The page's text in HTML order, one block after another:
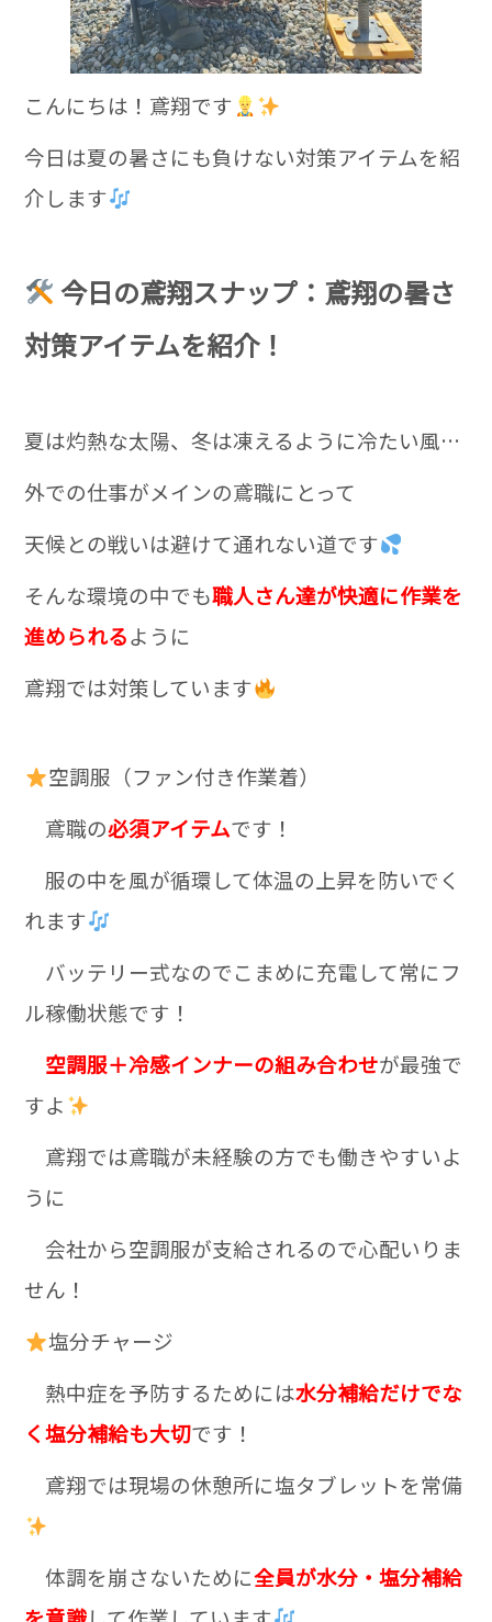
こんにちは！鳶翔です‍
今日は夏の暑さにも負けない対策アイテムを紹
介します
今日の鳶翔スナップ：鳶翔の暑さ
対策アイテムを紹介！
夏は灼熱な太陽、冬は凍えるように冷たい風…
外での仕事がメインの鳶職にとって
天候との戦いは避けて通れない道です
そんな環境の中でも職人さん達が快適に作業を
進められるように
鳶翔では対策しています
空調服（ファン付き作業着）
鳶職の必須アイテムです！
服の中を風が循環して体温の上昇を防いでく
れます
バッテリー式なのでこまめに充電して常にフ
ル稼働状態です！
空調服＋冷感インナーの組み合わせが最強で
すよ
鳶翔では鳶職が未経験の方でも働きやすいよ
うに
会社から空調服が支給されるので心配いりま
せん！
塩分チャージ
熱中症を予防するためには水分補給だけでな
く塩分補給も大切です！
鳶翔では現場の休憩所に塩タブレットを常備
体調を崩さないために全員が水分・塩分補給